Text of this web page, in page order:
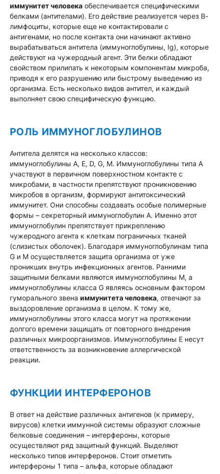
иммунитет человека обеспечивается специфическими
белками (антителами). Его действие реализуется через В-
лимфоциты, которые еще не контактировали с
антигенами, но после контакта они начинают активно
вырабатываться антитела (иммуноглобулины, Ig), которые
действуют на чужеродный агент. Эти белки обладают
свойством прилипать к некоторым компонентам микроба,
приводя к его разрушению или быстрому выведению из
организма. Есть несколько видов антител, и каждый
выполняет свою специфическую функцию.
РОЛЬ ИММУНОГЛОБУЛИНОВ
Антитела делятся на несколько классов:
иммуноглобулины А, E, D, G, M. Иммуноглобулины типа А
участвуют в первичном поверхностном контакте с
микробами, в частности препятствуют проникновению
микробов в организм, формируют антитоксический
иммунитет. Они способны создавать особые полимерные
формы – секреторный иммуноглобулин А. Именно этот
иммуноглобулин препятствует прикреплению
чужеродного агента к клеткам пограничных тканей
(слизистых оболочек). Благодаря иммуноглобулинам типа
G и M осуществляется защита организма от уже
проникших внутрь инфекционных агентов. Ранними
защитными белками являются иммуноглобулины М, а
иммуноглобулины класса G являясь основным фактором
гуморального звена иммунитета человека, отвечают за
выздоровление организма в целом. К тому же,
иммуноглобулины этого класса могут на протяжении
долгого времени защищать от повторного внедрения
различных микроорганизмов. Иммуноглобулины Е несут
ответственность за возникновение аллергической
реакции.
ФУНКЦИИ ИНТЕРФЕРОНОВ
В ответ на действие различных антигенов (к примеру,
вирусов) клетки иммунной системы образуют сложные
белковые соединения – интерфероны, которые
осуществляют ряд защитный функций. Выделяют
несколько типов интерферонов. Стоит отметить
интерфероны 1 типа – альфа, которые обладают